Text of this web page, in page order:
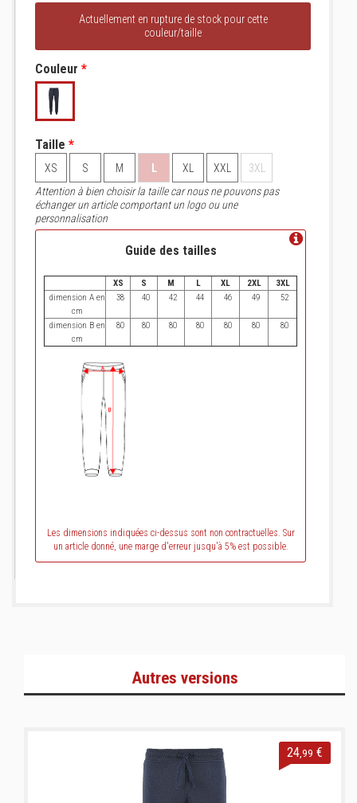
Actuellement en rupture de stock pour cette
couleur/taille
Couleur *
Taille *
XS S M L XL XXL
3XL
Attention à bien choisir la taille car nous ne pouvons pas
échanger un article comportant un logo ou une
personnalisation
Guide des tailles
XS S M L XL 2XL
3XL
dimension A en
cm
38 40 42 44 46 49 52
dimension B en
cm
80 80 80 80 80 80 80
Les dimensions indiquées ci-dessus sont non contractuelles. Sur
un article donné, une marge d'erreur jusqu'à 5% est possible.
Autres versions
24,99 €